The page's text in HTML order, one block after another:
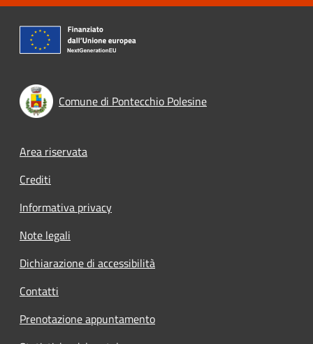
Comune di Pontecchio Polesine
Footer menu
Area riservata
Crediti
Informativa privacy
Note legali
Dichiarazione di accessibilità
Contatti
Prenotazione appuntamento